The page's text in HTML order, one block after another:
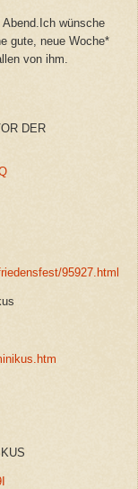
wünsche
gute, neue Woche*
von ihm.
DER
95927.html